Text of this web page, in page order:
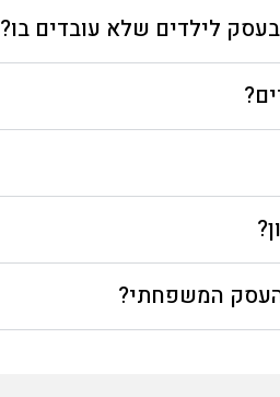
לילדים שלא עובדים בו?
העסק המשפחתי?